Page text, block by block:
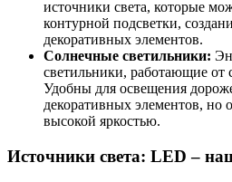
источники света, которые
контурной подсветки,
декоративных элементов.
Солнечные светильники:
светильники, работающие от
Удобны для освещения
декоративных элементов, но
высокой яркостью.
Источники света: LED –